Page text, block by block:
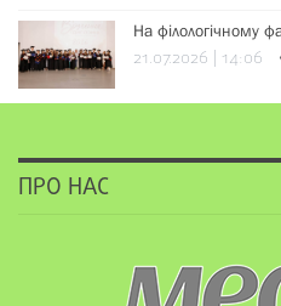
На філологічному
21.07.2026 | 14:06
ПРО НАС